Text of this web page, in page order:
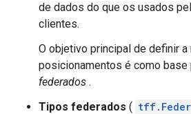
de dados do que os usados
clientes.
O objetivo principal de definir a
posicionamentos é como base
federados .
Tipos federados (